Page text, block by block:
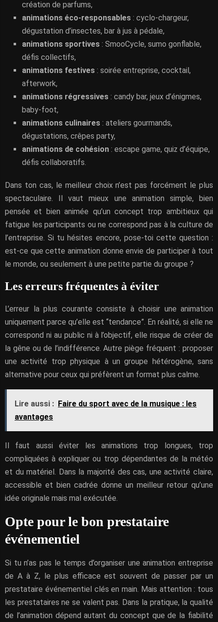
création de parfums,
animations éco-responsables : cyclo-chargeur,
dégustation d’insectes, bar à jus à pédale,
animations sportives : SmooCycle, sumo gonflable,
défis collectifs,
animations festives : soirée entreprise, cocktail,
afterwork,
animations régressives : candy bar, jeux d’énigmes,
baby-foot,
animations culinaires : ateliers gourmands,
dégustations, crêpes party,
animations de cohésion : escape game, quiz d’équipe,
défis collaboratifs.
Dans ton cas, le meilleur choix n’est pas forcément le plus
spectaculaire. Il vaut mieux une animation simple, bien
pensée et bien animée qu’un concept trop ambitieux qui
fatigue les participants ou ne correspond pas à la culture de
l’entreprise. Si tu hésites encore, pose-toi cette question :
est-ce que cette animation donne envie de participer à tout
le monde, ou seulement à une petite partie du groupe ?
Les erreurs fréquentes à éviter
L’erreur la plus courante consiste à choisir une animation
uniquement parce qu’elle est “tendance”. En réalité, si elle ne
correspond ni au public ni à l’objectif, elle risque de créer de
la gêne ou de l’indifférence. Autre piège fréquent : proposer
une activité trop physique à un groupe hétérogène, sans
alternative pour ceux qui préfèrent un format plus calme.
Lire aussi : Faire du sport avec de la musique : les
avantages
Il faut aussi éviter les animations trop longues, trop
compliquées à expliquer ou trop dépendantes de la météo
et du matériel. Dans la majorité des cas, une activité claire,
accessible et bien cadrée donne un meilleur retour qu’une
idée originale mais mal exécutée.
Opte pour le bon prestataire
événementiel
Si tu n’as pas le temps d’organiser une animation entreprise
de A à Z, le plus efficace est souvent de passer par un
prestataire événementiel clés en main. Mais attention : tous
les prestataires ne se valent pas. Dans la pratique, la qualité
de l’animation dépend autant du concept que de la fiabilité